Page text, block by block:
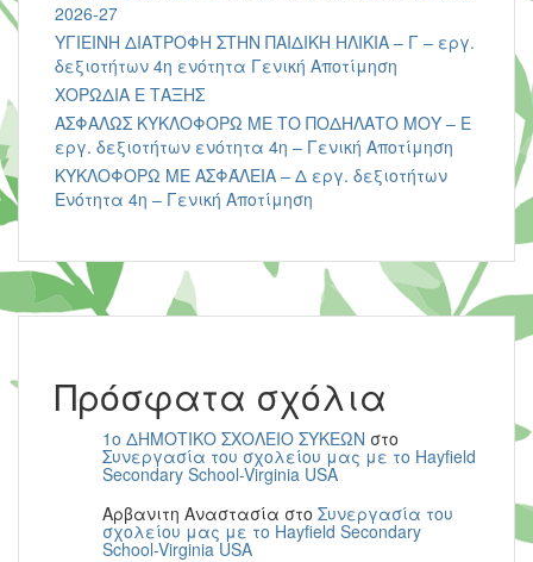
2026-27
ΥΓΙΕΙΝΗ ΔΙΑΤΡΟΦΗ ΣΤΗΝ ΠΑΙΔΙΚΗ ΗΛΙΚΙΑ – Γ – εργ.
δεξιοτήτων 4η ενότητα Γενική Αποτίμηση
ΧΟΡΩΔΙΑ Ε ΤΑΞΗΣ
ΑΣΦΑΛΩΣ ΚΥΚΛΟΦΟΡΩ ΜΕ ΤΟ ΠΟΔΗΛΑΤΟ ΜΟΥ – Ε
εργ. δεξιοτήτων ενότητα 4η – Γενική Αποτίμηση
ΚΥΚΛΟΦΟΡΩ ΜΕ ΑΣΦΆΛΕΙΑ – Δ εργ. δεξιοτήτων
Ενότητα 4η – Γενική Αποτίμηση
Πρόσφατα σχόλια
1ο ΔΗΜΟΤΙΚΟ ΣΧΟΛΕΙΟ ΣΥΚΕΩΝ στο
Συνεργασία του σχολείου μας με το Hayfield
Secondary School-Virginia USA
Αρβανιτη Αναστασία στο Συνεργασία του
σχολείου μας με το Hayfield Secondary
School-Virginia USA